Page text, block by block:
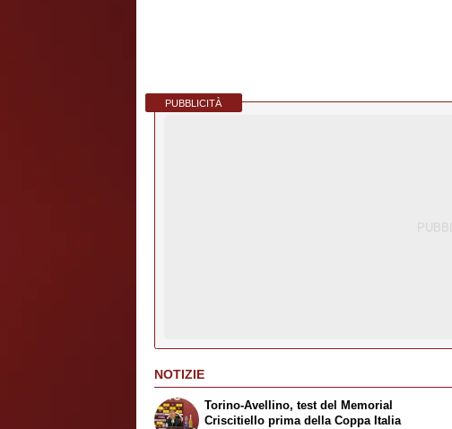
PUBBLICITÀ
NOTIZIE
Torino-Avellino, test del Memorial
Criscitiello prima della Coppa Italia